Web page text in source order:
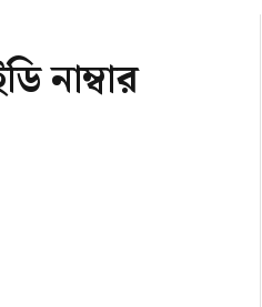
নাম্বার